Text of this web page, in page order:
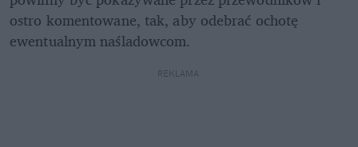
ostro komentowane, tak, aby odebrać ochotę
ewentualnym naśladowcom.
REKLAMA